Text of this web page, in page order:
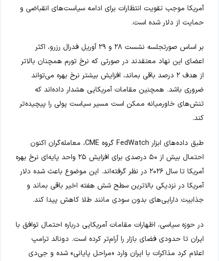
آمریکا موجب تقویت انتظارات برای ادامه سیاست‌های انقباضی و
حمایت از دلار شده است.
بر اساس صورتجلسه نشست ۲۸ و ۲۹ آوریل فدرال رزرو، اکثر
اعضای این نهاد معتقدند در صورتی که نرخ تورم همچنان بالاتر
از هدف ۲ درصد باقی بماند، افزایش بیشتر نرخ بهره می‌تواند
ضروری باشد. همچنین مقامات آمریکایی هشدار داده‌اند که
تنش‌های خاورمیانه ممکن است مسیر سیاست پولی را پیچیده‌تر
کند.
طبق داده‌های ابزار FedWatch گروه CME، معامله‌گران اکنون
احتمال بیش از ۵۰ درصدی برای افزایش ۲۵ واحد پایه‌ای نرخ بهره
آمریکا تا سال ۲۰۲۶ در نظر گرفته‌اند. این موضوع باعث شده دلار
آمریکا در نزدیکی بالاترین سطح شش هفته اخیر باقی بماند و
جذابیت دارایی‌های بدون سودی مانند طلا کاهش پیدا کند.
در حوزه سیاسی، اظهارات مقامات آمریکایی درباره احتمال توافق با
ایران تا حدودی فضای بازار را آرام‌تر کرده است. دونالد ترامپ
اعلام کرد مذاکرات با ایران وارد «مراحل پایانی» شده و جی‌دی